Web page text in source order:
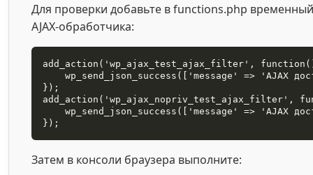
Для проверки добавьте в functions.php
AJAX-обработчика:
add_action('wp_ajax_test_ajax_filter',
});
add_action('wp_ajax_nopriv_test_ajax_filter',
});
Затем в консоли браузера выполните: